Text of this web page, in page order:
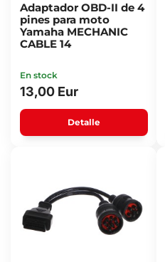
Adaptador OBD-II de 4
pines para moto
Yamaha MECHANIC
CABLE 14
En stock
13,00 Eur
Detalle